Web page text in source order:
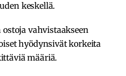
keskellä.
vahvistaakseen
hyödynsivät korkeita
määriä.